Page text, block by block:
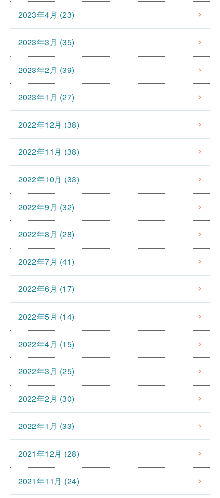
2023年4月 (23)
2023年3月 (35)
2023年2月 (39)
2023年1月 (27)
2022年12月 (38)
2022年11月 (38)
2022年10月 (33)
2022年9月 (32)
2022年8月 (28)
2022年7月 (41)
2022年6月 (17)
2022年5月 (14)
2022年4月 (15)
2022年3月 (25)
2022年2月 (30)
2022年1月 (33)
2021年12月 (28)
2021年11月 (24)